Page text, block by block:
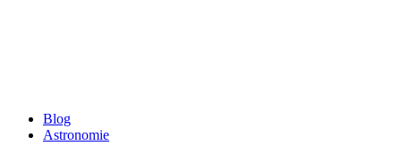
Blog
Astronomie